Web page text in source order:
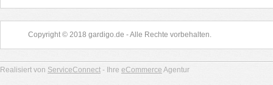
Copyright © 2018 gardigo.de - Alle Rechte vorbehalten.
Realisiert von ServiceConnect - Ihre eCommerce Agentur